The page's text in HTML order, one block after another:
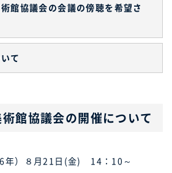
館協議会の会議の傍聴を希望さ
て
館協議会の開催について
年）８月21日(金) 14：10～